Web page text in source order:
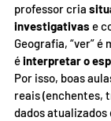
professor cria
investigativas e
Geografia, “ver” é
é interpretar o
Por isso, boas
reais (enchentes,
dados atualizados